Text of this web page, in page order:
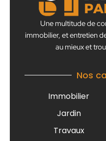
Une multitude de
immobilier, et entretien
au mieux et
Nos
Immobilier
Jardin
Travaux